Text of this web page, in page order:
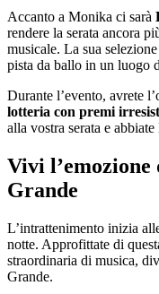
Accanto a Monika ci sarà
rendere la serata ancora
musicale. La sua
pista da ballo in un luogo
Durante l’evento, avrete
lotteria con premi
alla vostra serata e
Vivi
Grande
L’intrattenimento inizia
notte. Approfittate di
straordinaria di musica,
Grande.